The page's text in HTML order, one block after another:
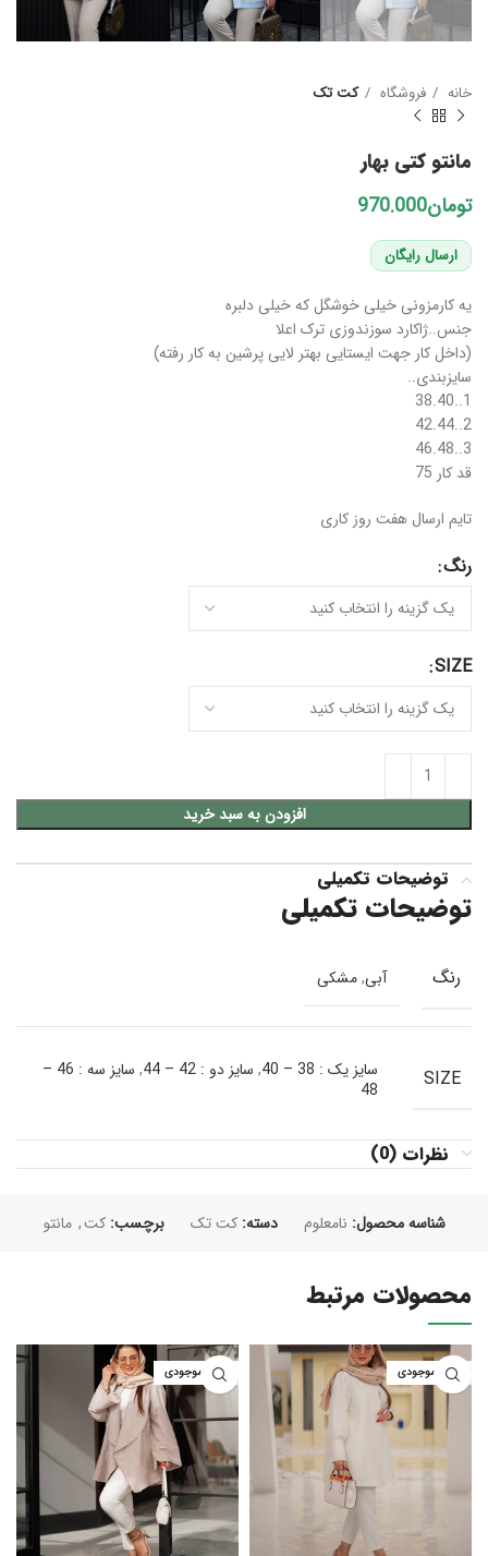
خانه فروشگاه کت تک
مانتو کتی بهار
تومان
ارسال رایگان
یه کارمزونی خیلی خوشگل که خیلی دلبره
جنس..ژاکارد سوزندوزی ترک اعلا
(داخل کار جهت ایستایی بهتر لایی پرشین به کار رفته)
سایزبندی..
1..38.40
2..42.44
3..46.48
قد کار 75
تایم ارسال هفت روز کاری
رنگ
SIZE
افزودن به سبد خرید
توضیحات تکمیلی
توضیحات تکمیلی
رنگ آبی,مشکی
SIZE سایز یک : 38 – 40 , سایز دو : 42 – 44 ,
سایز سه : 46 –
48
نظرات (0)
شناسه محصول: نامعلوم دسته: کت تک برچسب: کت, مانتو
محصولات مرتبط
اتمام موجودی اتمام موجودی